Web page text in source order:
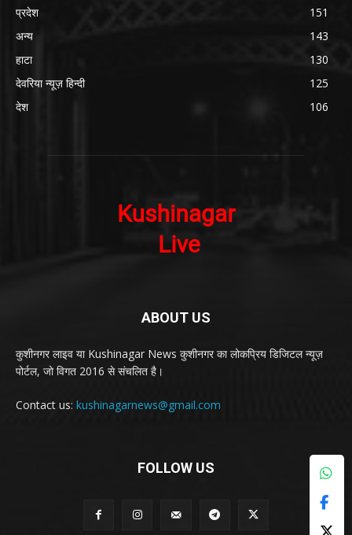
प्रदेश
151
अन्य
143
हाटा
130
देवरिया न्यूज़ हिन्दी
125
देश
106
ABOUT US
कुशीनगर लाइव या Kushinagar News कुशीनगर का लोकप्रिय डिजिटल न्यूज़
पोर्टल, जो विगत 2016 से संचलित है।
Contact us: kushinagarnews@gmail.com
FOLLOW US